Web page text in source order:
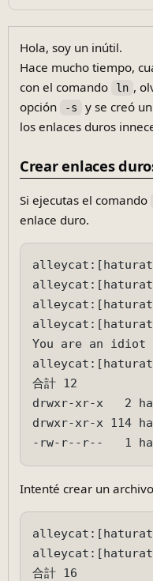
Hola, soy un inútil.
Hace mucho tiempo,
con el comando
ln ,
opción
-s
y se creó
los enlaces duros
Crear enlaces
Si ejecutas el comando
enlace duro.
You are an idiot
合計 12
drwxr-xr-x   2
drwxr-xr-x 114
Intenté crear un
合計 16